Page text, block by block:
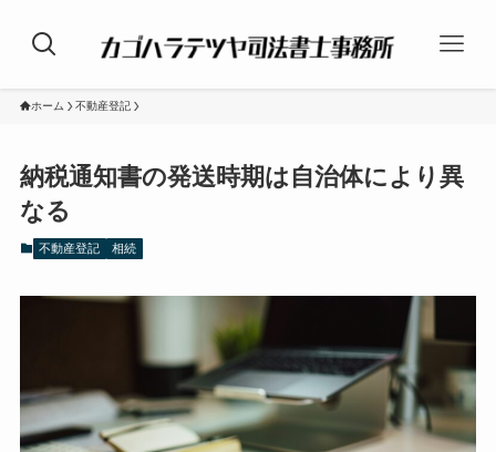
ホーム 不動産登記
納税通知書の発送時期は自治体により異
なる
不動産登記 相続